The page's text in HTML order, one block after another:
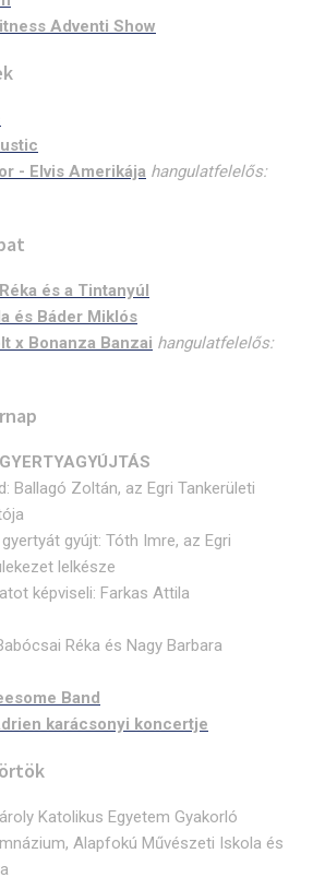
Adventi Show
- Elvis Amerikája hangulatfelelős:
és a Tintanyúl
és Báder Miklós
x Bonanza Banzai hangulatfelelős:
Ballagó Zoltán, az Egri Tankerületi
gyújt: Tóth Imre, az Egri
lelkésze
képviseli: Farkas Attila
Réka és Nagy Barbara
Band
karácsonyi koncertje
Katolikus Egyetem Gyakorló
Alapfokú Művészeti Iskola és